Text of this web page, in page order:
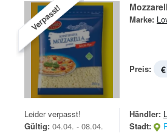
Verpasst! Marke:
Preis:
Leider verpasst!
Gültig: 04.04. - 08.04.
Händler:
Stadt: